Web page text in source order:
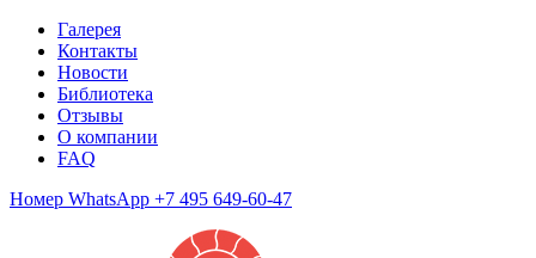
Галерея
Контакты
Новости
Библиотека
Отзывы
О компании
FAQ
Номер WhatsApp +7 495 649-60-47